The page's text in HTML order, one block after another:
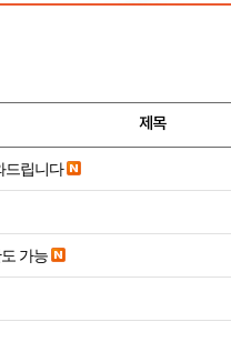
제목
드립니다
가능